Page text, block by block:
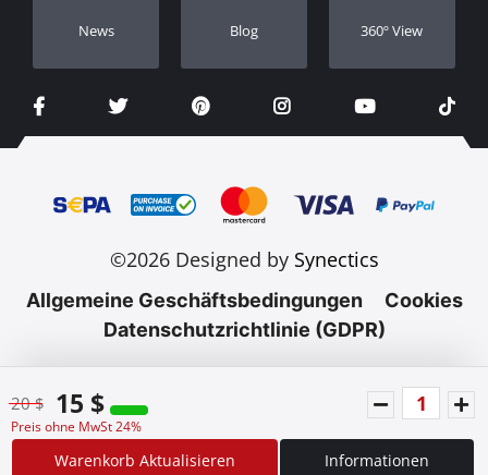
20 $ 15 $
Preis ohne MwSt 24%
Warenkorb Aktualisieren Informationen
Νews Blog 360º View
©2026 Designed by Synectics
Allgemeine Geschäftsbedingungen
Cookies
Datenschutzrichtlinie (GDPR)